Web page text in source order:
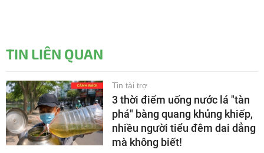
TIN LIÊN QUAN
Tin tài trợ
3 thời điểm uống nước lá "tàn
phá" bàng quang khủng khiếp,
nhiều người tiểu đêm dai dẳng
mà không biết!